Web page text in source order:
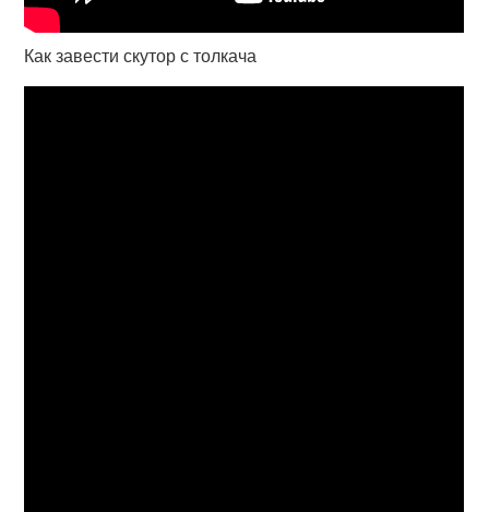
Как завести скутор с толкача